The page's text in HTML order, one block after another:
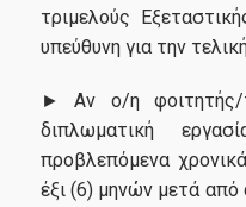
e-
τριμελούς
υπεύθυνη για την
► Αν ο/η φοιτητής/
διπλωματική
προβλεπόμενα
έξι (6) μηνών μετά από